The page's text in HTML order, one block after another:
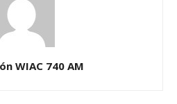
WIAC 740 AM